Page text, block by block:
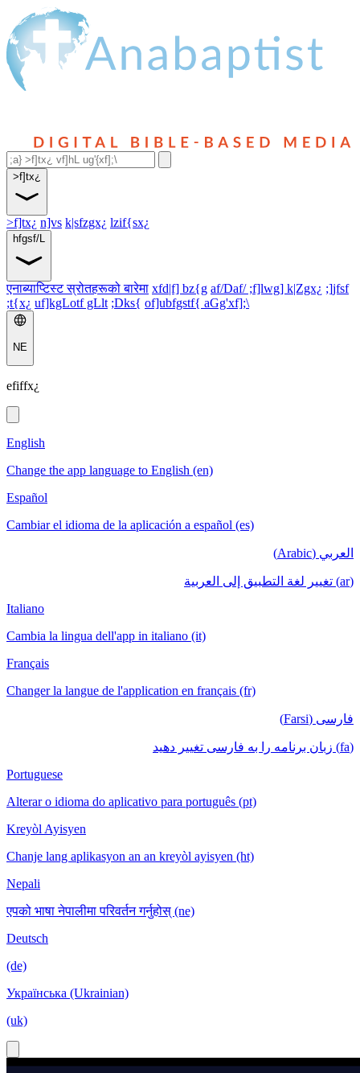
>f]tx¿
>f]tx¿ n]vs k|sfzgx¿ lzif{sx¿
hfgsf/L
एनाब्याप्टिस्ट स्रोतहरूको बारेमा xfd|f] bz{g af/Daf/ ;f]lwg] k|Zgx¿ ;]jfsf
;t{x¿ uf]kgLotf gLlt ;Dks{ of]ubfgstf{ aGg'xf];\
NE
efiffx¿
English
Change the app language to English (en)
Español
Cambiar el idioma de la aplicación a español (es)
العربي (Arabic)
(ar) تغيير لغة التطبيق إلى العربية
Italiano
Cambia la lingua dell'app in italiano (it)
Français
Changer la langue de l'application en français (fr)
فارسی (Farsi)
(fa) زبان برنامه را به فارسی تغییر دهید
Portuguese
Alterar o idioma do aplicativo para português (pt)
Kreyòl Ayisyen
Chanje lang aplikasyon an an kreyòl ayisyen (ht)
Nepali
एपको भाषा नेपालीमा परिवर्तन गर्नुहोस् (ne)
Deutsch
(de)
Українська (Ukrainian)
(uk)